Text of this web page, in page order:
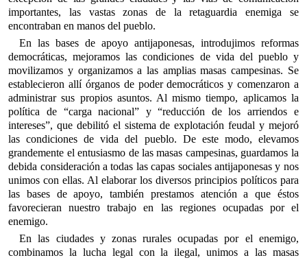
importantes, las vastas zonas de la retaguardia enemiga se
encontraban en manos del pueblo.
En las bases de apoyo antijaponesas, introdujimos reformas
democráticas, mejoramos las condiciones de vida del pueblo y
movilizamos y organizamos a las amplias masas campesinas. Se
establecieron allí órganos de poder democráticos y comenzaron a
administrar sus propios asuntos. Al mismo tiempo, aplicamos la
política de “carga nacional” y “reducción de los arriendos e
intereses”, que debilitó el sistema de explotación feudal y mejoró
las condiciones de vida del pueblo. De este modo, elevamos
grandemente el entusiasmo de las masas campesinas, guardamos la
debida consideración a todas las capas sociales antijaponesas y nos
unimos con ellas. Al elaborar los diversos principios políticos para
las bases de apoyo, también prestamos atención a que éstos
favorecieran nuestro trabajo en las regiones ocupadas por el
enemigo.
En las ciudades y zonas rurales ocupadas por el enemigo,
combinamos la lucha legal con la ilegal, unimos a las masas